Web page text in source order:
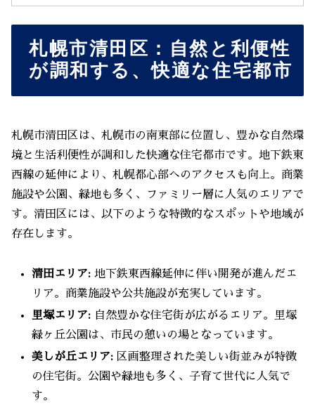
札幌市清田区：自然と利便性
が調和する、快適な住宅都市
札幌市清田区は、札幌市の南東部に位置し、豊かな自然環
境と生活利便性が調和した快適な住宅都市です。地下鉄東
西線の延伸により、札幌都心部へのアクセスも向上。商業
施設や公園、緑地も多く、ファミリー層に人気のエリアで
す。清田区には、以下のような特徴的なスポットや地域が
存在します。
清田エリア: 地下鉄東西線延伸に伴い開発が進んだエ
リア。商業施設や公共施設が充実しています。
里塚エリア: 自然豊かな住宅街が広がるエリア。里塚
緑ヶ丘公園は、市民の憩いの場となっています。
美しが丘エリア: 区画整理された美しい街並みが特徴
の住宅街。公園や緑地も多く、子育て世代に人気で
す。